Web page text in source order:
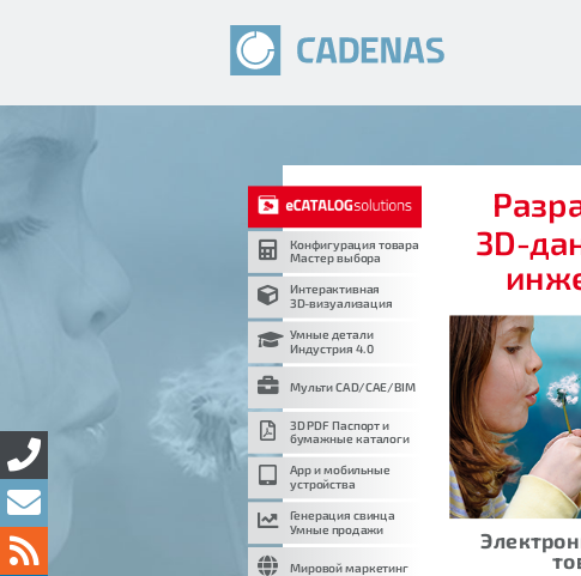
Конфигурация товара
Мастер выбора
Интерактивная
3D-визуализация
Умные детали
Индустрия 4.0
Мульти CAD/CAE/BIM
3D PDF Паспорт и
бумажные каталоги
App и мобильные
устройства
Генерация свинца
Умные продажи
Мировой маркетинг
3D-